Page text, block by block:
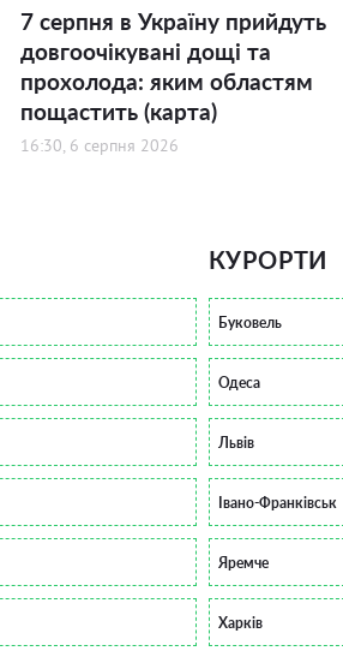
7 серпня в Україну прийдуть
довгоочікувані дощі та
прохолода: яким областям
пощастить (карта)
16:30, 6 серпня 2026
КУРОРТИ
Буковель
Одеса
Львів
Івано-Франківськ
Яремче
Харків